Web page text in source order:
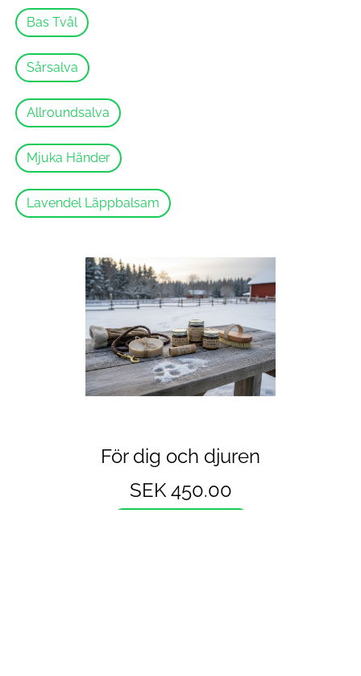
Bas Tvål
Sårsalva
Allroundsalva
Mjuka Händer
Lavendel Läppbalsam
För dig och djuren
SEK 450.00